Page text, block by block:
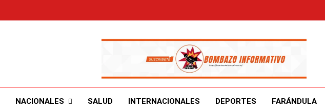
Bombazo Informativo
NACIONALES SALUD INTERNACIONALES DEPORTES FARÁNDULA